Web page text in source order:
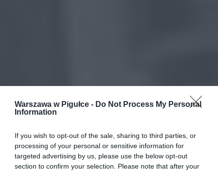
Warszawa w Pigułce - Do Not Process My Personal
Information
If you wish to opt-out of the sale, sharing to third parties, or
processing of your personal or sensitive information for
targeted advertising by us, please use the below opt-out
section to confirm your selection. Please note that after your